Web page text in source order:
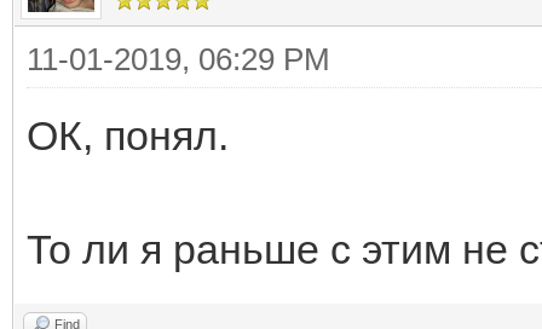
11-01-2019, 06:29 PM
ОК, понял.
То ли я раньше с этим не
Find